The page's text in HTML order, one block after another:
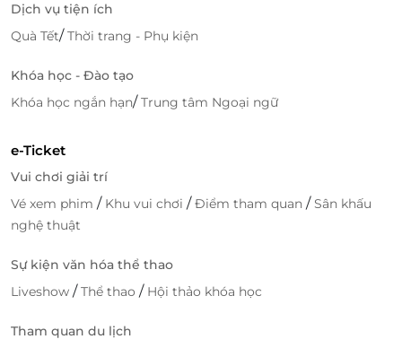
Dịch vụ tiện ích
Quà Tết/Thời trang - Phụ kiện
Khóa học - Đào tạo
Khóa học ngắn hạn/Trung tâm Ngoại ngữ
e-Ticket
Vui chơi giải trí
Vé xem phim / Khu vui chơi /Điểm tham quan /Sân khấu
nghệ thuật
Sự kiện văn hóa thể thao
Liveshow /Thể thao / Hội thảo khóa học
Tham quan du lịch